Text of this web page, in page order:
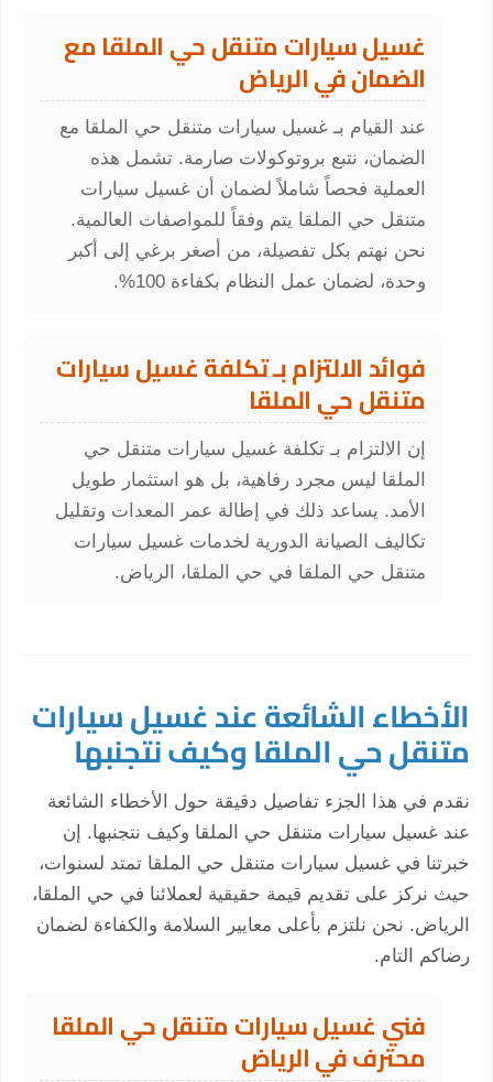
غسيل سيارات متنقل حي الملقا مع
الضمان في الرياض
عند القيام بـ غسيل سيارات متنقل حي الملقا مع
الضمان، نتبع بروتوكولات صارمة. تشمل هذه
العملية فحصاً شاملاً لضمان أن غسيل سيارات
متنقل حي الملقا يتم وفقاً للمواصفات العالمية.
نحن نهتم بكل تفصيلة، من أصغر برغي إلى أكبر
وحدة، لضمان عمل النظام بكفاءة 100%.
فوائد الالتزام بـ تكلفة غسيل سيارات
متنقل حي الملقا
إن الالتزام بـ تكلفة غسيل سيارات متنقل حي
الملقا ليس مجرد رفاهية، بل هو استثمار طويل
الأمد. يساعد ذلك في إطالة عمر المعدات وتقليل
تكاليف الصيانة الدورية لخدمات غسيل سيارات
متنقل حي الملقا في حي الملقا، الرياض.
الأخطاء الشائعة عند غسيل سيارات
متنقل حي الملقا وكيف نتجنبها
نقدم في هذا الجزء تفاصيل دقيقة حول الأخطاء الشائعة
عند غسيل سيارات متنقل حي الملقا وكيف نتجنبها. إن
خبرتنا في غسيل سيارات متنقل حي الملقا تمتد لسنوات،
حيث نركز على تقديم قيمة حقيقية لعملائنا في حي الملقا،
الرياض. نحن نلتزم بأعلى معايير السلامة والكفاءة لضمان
رضاكم التام.
فني غسيل سيارات متنقل حي الملقا
محترف في الرياض